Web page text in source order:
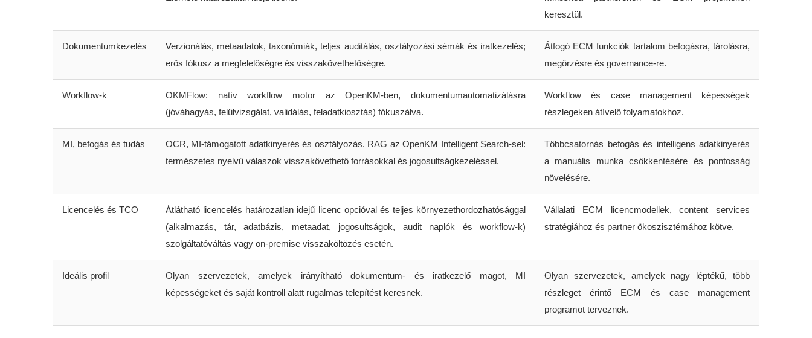
keresztül.
Dokumentumkezelés
Verzionálás, metaadatok, taxonómiák, teljes auditálás, osztályozási sémák és iratkezelés;
erős fókusz a megfelelőségre és visszakövethetőségre.
Átfogó ECM funkciók tartalom befogásra, tárolásra,
megőrzésre és governance-re.
Workflow-k
OKMFlow: natív workflow motor az OpenKM-ben, dokumentumautomatizálásra
(jóváhagyás, felülvizsgálat, validálás, feladatkiosztás) fókuszálva.
Workflow és case management képességek
részlegeken átívelő folyamatokhoz.
MI, befogás és tudás
OCR, MI-támogatott adatkinyerés és osztályozás. RAG az OpenKM Intelligent Search-sel:
természetes nyelvű válaszok visszakövethető forrásokkal és jogosultságkezeléssel.
Többcsatornás befogás és intelligens adatkinyerés
a manuális munka csökkentésére és pontosság
növelésére.
Licencelés és TCO
Átlátható licencelés határozatlan idejű licenc opcióval és teljes környezethordozhatósággal
(alkalmazás, tár, adatbázis, metaadat, jogosultságok, audit naplók és workflow-k)
szolgáltatóváltás vagy on-premise visszaköltözés esetén.
Vállalati ECM licencmodellek, content services
stratégiához és partner ökoszisztémához kötve.
Ideális profil
Olyan szervezetek, amelyek irányítható dokumentum- és iratkezelő magot, MI
képességeket és saját kontroll alatt rugalmas telepítést keresnek.
Olyan szervezetek, amelyek nagy léptékű, több
részleget érintő ECM és case management
programot terveznek.